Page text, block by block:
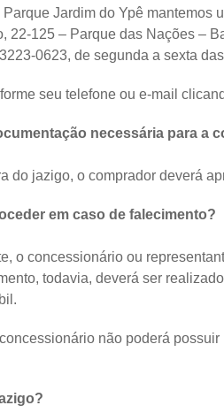
Jardim do Ypê mantemos
22-125 – Parque das Nações –
0623, de segunda a sexta
seu telefone ou e-mail
necessária para a
do jazigo, o comprador deverá
em caso de falecimento?
o concessionário ou
todavia, deverá ser
não poderá